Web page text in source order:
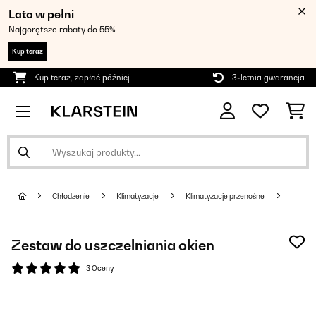
Lato w pełni
Najgorętsze rabaty do 55%
Kup teraz
Kup teraz, zapłać później 3-letnia gwarancja
Chłodzenie Klimatyzacje Klimatyzacje przenośne
Zestaw do uszczelniania okien
3 Oceny